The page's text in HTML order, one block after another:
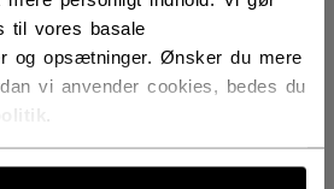
til vores basale
og opsætninger. Ønsker du mere
vi anvender cookies, bedes du
Gratis retur